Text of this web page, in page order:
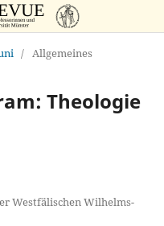
/ Allgemeines
Theologie
Westfälischen Wilhelms-